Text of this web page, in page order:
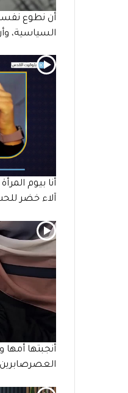
أن نطوع
السياسية،
أنا بيوم
آلاء خضر
أنجبتها
العصرصابرين